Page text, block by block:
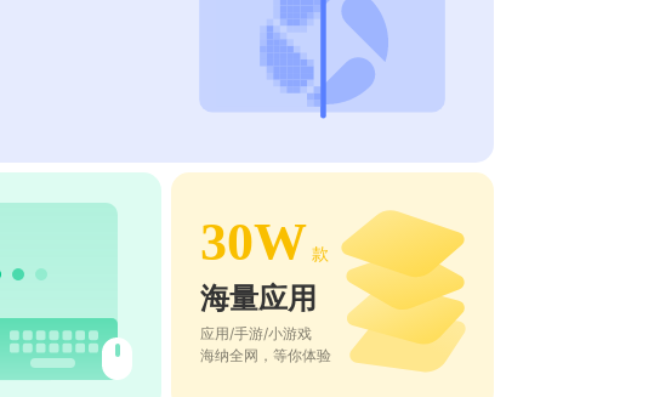
30W 款
海量应用
应用/手游/小游戏
海纳全网，等你体验